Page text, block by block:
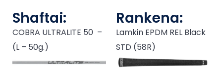
Shaftai:
COBRA ULTRALITE 50 –
(L – 50g.)
Rankena:
Lamkin EPDM REL Black
STD (58R)